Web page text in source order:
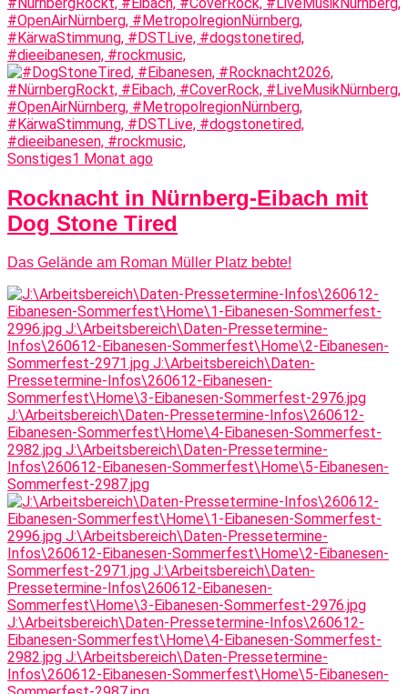
Sonstiges1 Monat ago
Rocknacht in Nürnberg-Eibach mit
Dog Stone Tired
Das Gelände am Roman Müller Platz bebte!